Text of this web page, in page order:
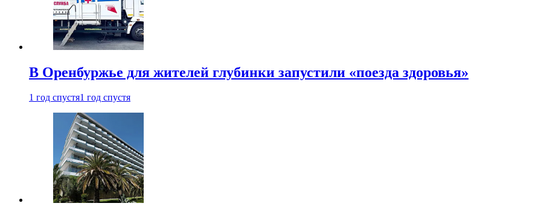
В Оренбуржье для жителей глубинки запустили «поезда здоровья»
1 год спустя1 год спустя